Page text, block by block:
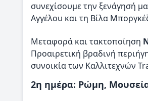
συνεχίσουμε την ξενάγησή
Αγγέλου και τη Βίλα
Μεταφορά και τακτοποίηση
Προαιρετική βραδινή
συνοικία των Καλλιτεχνών
2η ημέρα: Ρώμη,